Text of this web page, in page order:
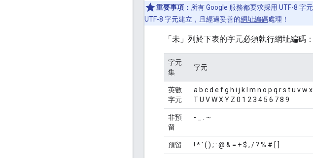
重要事項： 所有 Google 服務都要求採用 UTF-8 字
UTF-8 字元建立，且經過妥善的網址編碼處理！
「未」 列於下表的字元必須執行網址編碼：
字元
集
字元
英數
字元
a b c d e f g h i j k l m n o p q r s t u v w x
T U V W X Y Z 0 1 2 3 4 5 6 7 8 9
非預
留
- _ . ~
預留 ! * ' ( ) ; : @ & = + $ , / ? % # [ ]